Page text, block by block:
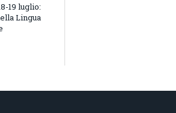
19 luglio:
Lingua